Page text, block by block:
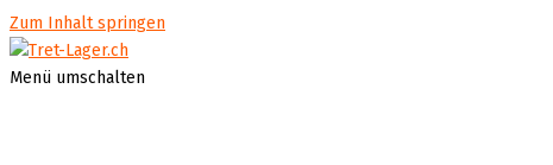
Zum Inhalt springen
Menü umschalten